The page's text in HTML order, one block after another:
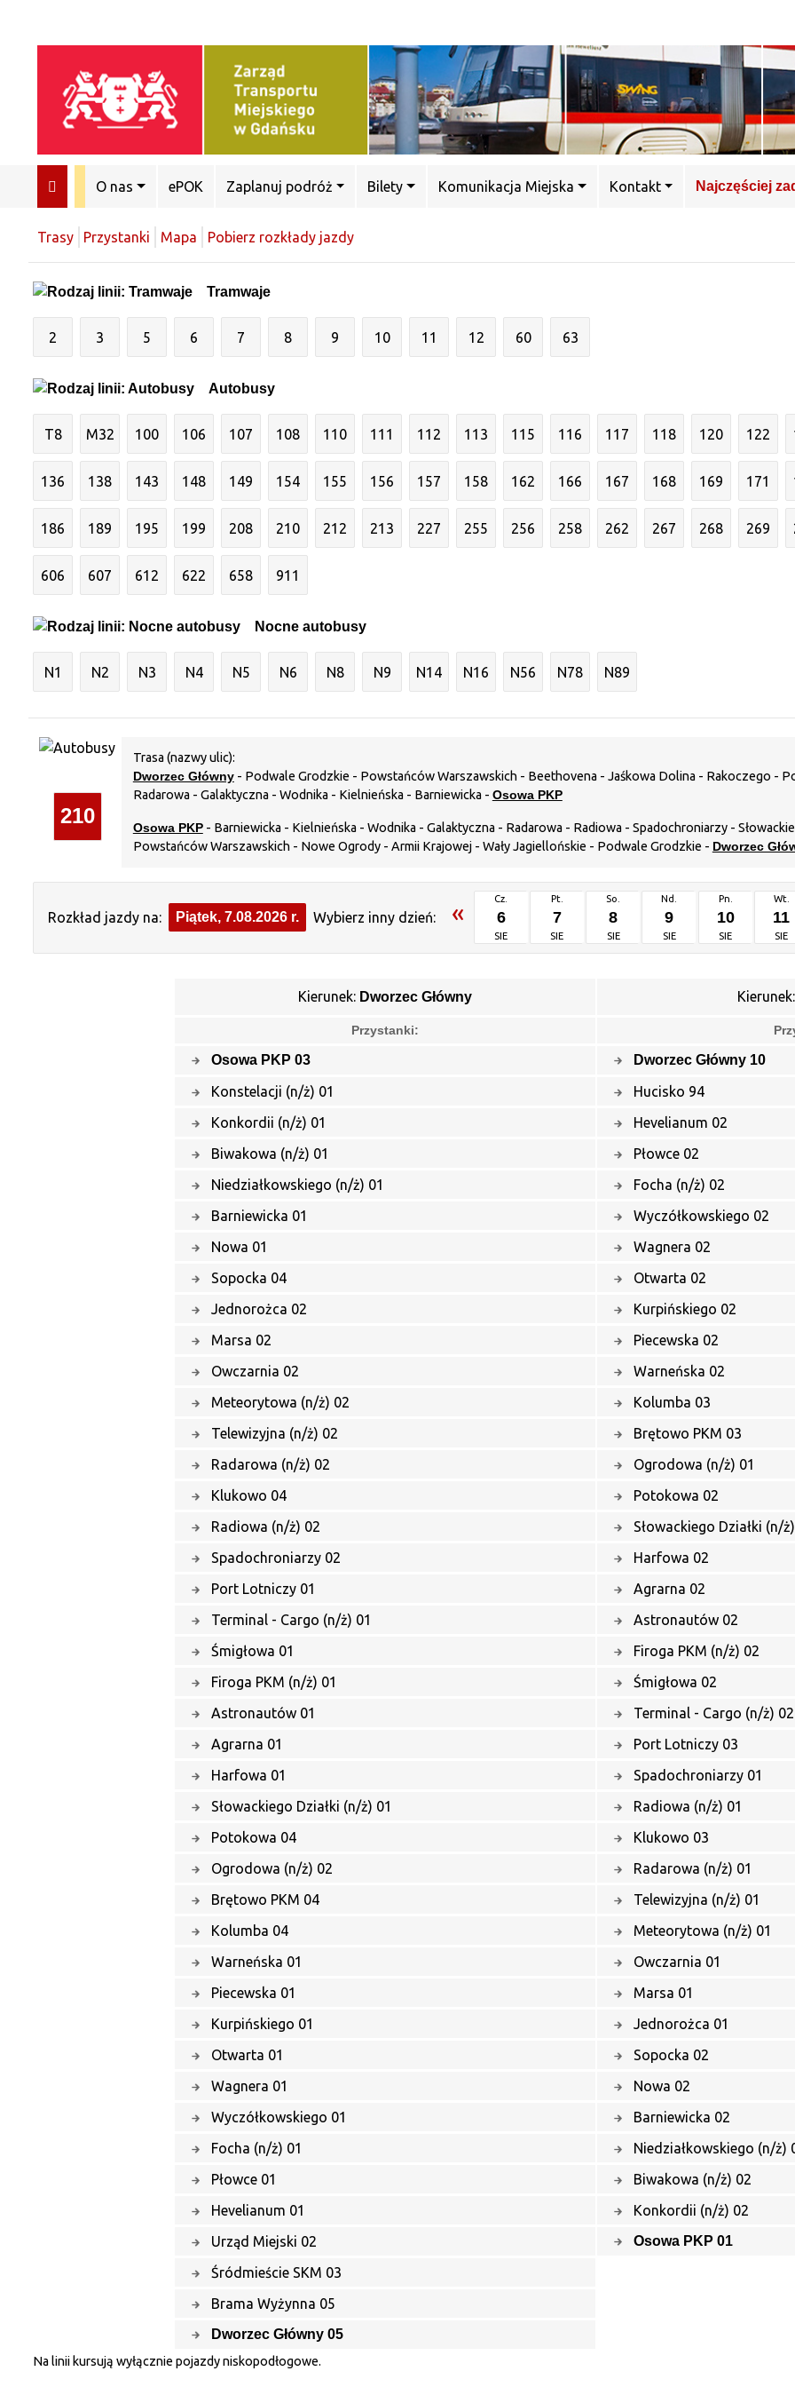
O nas ePOK Zaplanuj podróż Bilety Komunikacja Miejska Kontakt Najczęściej
Trasy Przystanki Mapa Pobierz rozkłady jazdy
Tramwaje
2 3 5 6 7 8 9 10 11 12 60 63
Autobusy
T8 M32 100 106 107 108 110 111 112 113 115 116 117 118 120 122
136 138 143 148 149 154 155 156 157 158 162 166 167 168 169 171
186 189 195 199 208 210 212 213 227 255 256 258 262 267 268 269
606 607 612 622 658 911
Nocne autobusy
N1 N2 N3 N4 N5 N6 N8 N9 N14 N16 N56 N78 N89
210
Trasa (nazwy ulic):
Dworzec Główny- Podwale Grodzkie - Powstańców Warszawskich - Beethovena - Jaśkowa Dolina - Rakoczego -
Radarowa - Galaktyczna - Wodnika - Kielnieńska - Barniewicka - Osowa PKP
Osowa PKP- Barniewicka - Kielnieńska - Wodnika - Galaktyczna - Radarowa - Radiowa - Spadochroniarzy -
Powstańców Warszawskich - Nowe Ogrody - Armii Krajowej - Wały Jagiellońskie - Podwale Grodzkie - Dworzec
Rozkład jazdy na: Piątek, 7.08.2026 r. Wybierz inny dzień: « Cz.
6
SIE
Pt.
7
SIE
So.
8
SIE
Nd.
9
SIE
Pn.
10
SIE
Wt.
11
SIE
Kierunek: Dworzec Główny
Przystanki:
Osowa PKP 03
Konstelacji (n/ż) 01
Konkordii (n/ż) 01
Biwakowa (n/ż) 01
Niedziałkowskiego (n/ż) 01
Barniewicka 01
Nowa 01
Sopocka 04
Jednorożca 02
Marsa 02
Owczarnia 02
Meteorytowa (n/ż) 02
Telewizyjna (n/ż) 02
Radarowa (n/ż) 02
Klukowo 04
Radiowa (n/ż) 02
Spadochroniarzy 02
Port Lotniczy 01
Terminal - Cargo (n/ż) 01
Śmigłowa 01
Firoga PKM (n/ż) 01
Astronautów 01
Agrarna 01
Harfowa 01
Słowackiego Działki (n/ż) 01
Potokowa 04
Ogrodowa (n/ż) 02
Brętowo PKM 04
Kolumba 04
Warneńska 01
Piecewska 01
Kurpińskiego 01
Otwarta 01
Wagnera 01
Wyczółkowskiego 01
Focha (n/ż) 01
Płowce 01
Hevelianum 01
Urząd Miejski 02
Śródmieście SKM 03
Brama Wyżynna 05
Dworzec Główny 05
Dworzec Główny 10
Hucisko 94
Hevelianum 02
Płowce 02
Focha (n/ż) 02
Wyczółkowskiego 02
Wagnera 02
Otwarta 02
Kurpińskiego 02
Piecewska 02
Warneńska 02
Kolumba 03
Brętowo PKM 03
Ogrodowa (n/ż) 01
Potokowa 02
Słowackiego Działki (n/
Harfowa 02
Agrarna 02
Astronautów 02
Firoga PKM (n/ż) 02
Śmigłowa 02
Terminal - Cargo (n/ż) 02
Port Lotniczy 03
Spadochroniarzy 01
Radiowa (n/ż) 01
Klukowo 03
Radarowa (n/ż) 01
Telewizyjna (n/ż) 01
Meteorytowa (n/ż) 01
Owczarnia 01
Marsa 01
Jednorożca 01
Sopocka 02
Nowa 02
Barniewicka 02
Niedziałkowskiego (n/ż)
Biwakowa (n/ż) 02
Konkordii (n/ż) 02
Osowa PKP 01
Na linii kursują wyłącznie pojazdy niskopodłogowe.